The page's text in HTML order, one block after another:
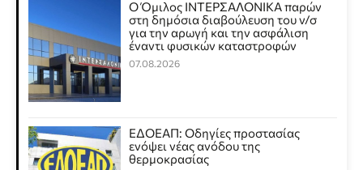
Ο Όμιλος ΙΝΤΕΡΣΑΛΟΝΙΚΑ παρών
στη δημόσια διαβούλευση του ν/σ
για την αρωγή και την ασφάλιση
έναντι φυσικών καταστροφών
07.08.2026
ΕΔΟΕΑΠ: Οδηγίες προστασίας
ενόψει νέας ανόδου της
θερμοκρασίας